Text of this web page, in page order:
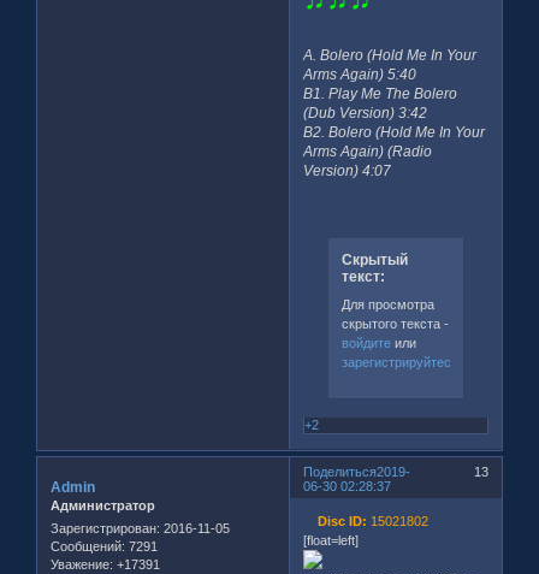
A. Bolero (Hold Me In Your
Arms Again) 5:40
B1. Play Me The Bolero
(Dub Version) 3:42
B2. Bolero (Hold Me In Your
Arms Again) (Radio
Version) 4:07
Скрытый
текст:
Для просмотра
скрытого текста -
войдитеили
зарегистрируйтесь
+2
Поделиться 13
2019-
06-30 02:28:37
Admin
Администратор
Зарегистрирован: 2016-11-05
Сообщений: 7291
Уважение: +17391
Disc ID: 15021802
[float=left]